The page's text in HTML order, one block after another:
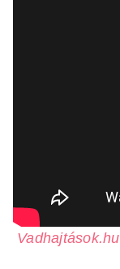
Vadhajtások.hu